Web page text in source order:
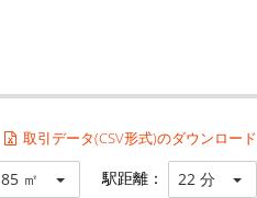
取引データ(CSV形式)のダウンロード
85 ㎡ 駅距離： 22 分